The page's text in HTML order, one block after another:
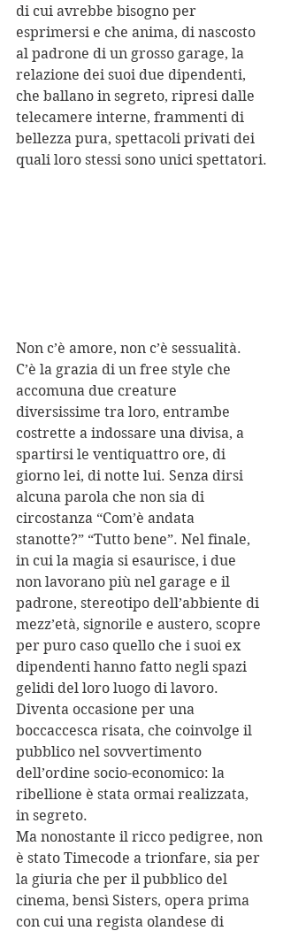
di cui avrebbe bisogno per
esprimersi e che anima, di nascosto
al padrone di un grosso garage, la
relazione dei suoi due dipendenti,
che ballano in segreto, ripresi dalle
telecamere interne, frammenti di
bellezza pura, spettacoli privati dei
quali loro stessi sono unici spettatori.
Non c’è amore, non c’è sessualità.
C’è la grazia di un free style che
accomuna due creature
diversissime tra loro, entrambe
costrette a indossare una divisa, a
spartirsi le ventiquattro ore, di
giorno lei, di notte lui. Senza dirsi
alcuna parola che non sia di
circostanza “Com’è andata
stanotte?” “Tutto bene”. Nel finale,
in cui la magia si esaurisce, i due
non lavorano più nel garage e il
padrone, stereotipo dell’abbiente di
mezz’età, signorile e austero, scopre
per puro caso quello che i suoi ex
dipendenti hanno fatto negli spazi
gelidi del loro luogo di lavoro.
Diventa occasione per una
boccaccesca risata, che coinvolge il
pubblico nel sovvertimento
dell’ordine socio-economico: la
ribellione è stata ormai realizzata,
in segreto.
Ma nonostante il ricco pedigree, non
è stato Timecode a trionfare, sia per
la giuria che per il pubblico del
cinema, bensì Sisters, opera prima
con cui una regista olandese di